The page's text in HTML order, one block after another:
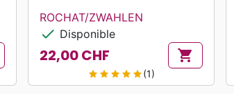
ROCHAT/ZWAHLEN
check Disponible
Prix
22,00 CHF shopping_cart
star star star star star(1)